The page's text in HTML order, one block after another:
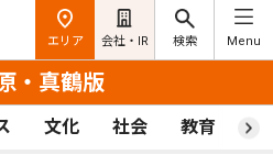
エリア 会社・IR 検索 Menu
・真鶴版
文化 社会 教育 ス